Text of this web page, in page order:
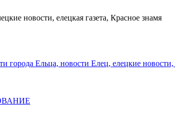
новости, елецкая газета, Красное знамя
города Ельца, новости Елец, елецкие новости,